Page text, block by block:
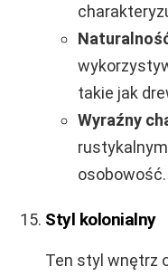
takie jak
Wyraźny
osobowość.
Styl kolonialny
Ten styl wnętrz